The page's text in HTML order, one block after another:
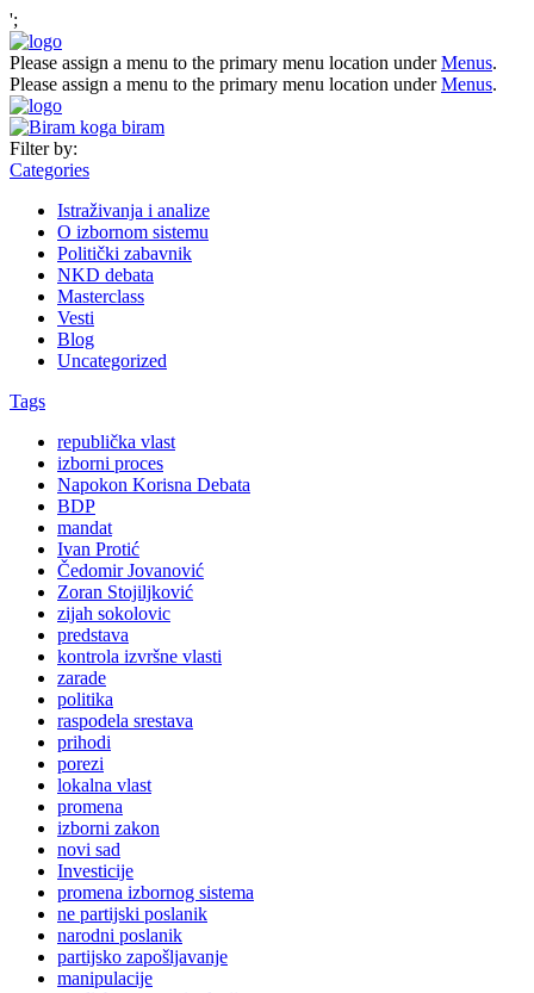
';
Please assign a menu to the primary menu location underMenus.
Please assign a menu to the primary menu location underMenus.
Filter by:
Categories
Istraživanja i analize
O izbornom sistemu
Politički zabavnik
NKD debata
Masterclass
Vesti
Blog
Uncategorized
Tags
republička vlast
izborni proces
Napokon Korisna Debata
BDP
mandat
Ivan Protić
Čedomir Jovanović
Zoran Stojiljković
zijah sokolovic
predstava
kontrola izvršne vlasti
zarade
politika
raspodela srestava
prihodi
porezi
lokalna vlast
promena
izborni zakon
novi sad
Investicije
promena izbornog sistema
ne partijski poslanik
narodni poslanik
partijsko zapošljavanje
manipulacije